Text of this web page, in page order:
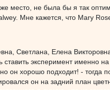
место, не была бы я так
Мне кажется, что Mary
Светлана, Елена
ставить эксперимент именно
он хорошо подходит! - тогда
он на задний план